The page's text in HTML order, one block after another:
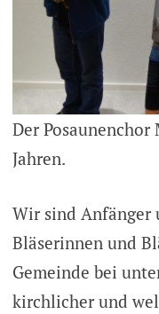
Der Posaunenchor
Jahren.
Wir sind Anfänger
Bläserinnen und
Gemeinde bei
kirchlicher und